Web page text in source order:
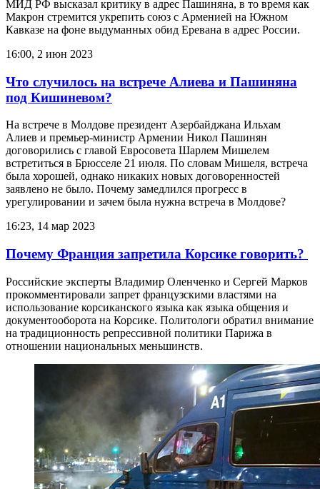
МИД РФ высказал критику в адрес Пашиняна, в то время как
Макрон стремится укрепить союз с Арменией на Южном
Кавказе на фоне выдуманных обид Еревана в адрес России.
16:00, 2 июн 2023
Что случилось на встрече Алиева и Пашиняна
под Кишиневом?
На встрече в Молдове президент Азербайджана Ильхам
Алиев и премьер-министр Армении Никол Пашинян
договорились с главой Евросовета Шарлем Мишелем
встретиться в Брюсселе 21 июля. По словам Мишеля, встреча
была хорошей, однако никаких новых договоренностей
заявлено не было. Почему замедлился прогресс в
урегулировании и зачем была нужна встреча в Молдове?
16:23, 14 мар 2023
Почему Франция запретила Корсике говорить?
Российские эксперты Владимир Оленченко и Сергей Марков
прокомментировали запрет французскими властями на
использование корсиканского языка как языка общения и
документооборота на Корсике. Политологи обратил внимание
на традиционность репрессивной политики Парижа в
отношении национальных меньшинств.